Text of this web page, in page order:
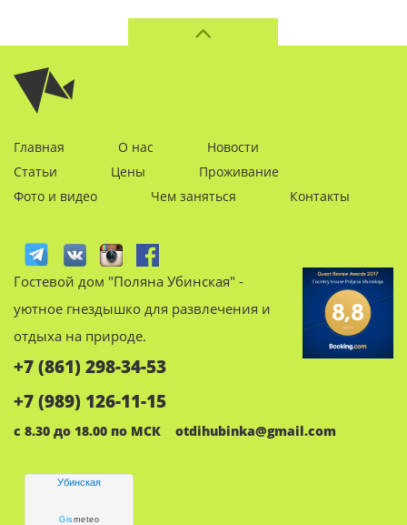
Главная О нас
Новости
Статьи
Цены
Проживание
Фото и видео
Чем заняться Контакты
Гостевой дом "Поляна Убинская" -
уютное гнездышко для развлечения и
отдыха на природе.
+7 (861) 298-34-53
+7 (989) 126-11-15
с 8.30 до 18.00 по МСК otdihubinka@gmail.com
Убинская
Gismeteo